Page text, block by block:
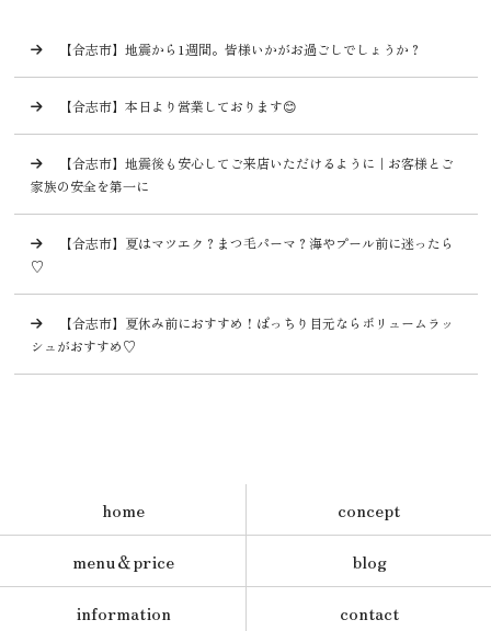
【合志市】地震から1週間。皆様いかがお過ごしでしょうか？
【合志市】本日より営業しております😊
【合志市】地震後も安心してご来店いただけるように｜お客様とご
家族の安全を第一に
【合志市】夏はマツエク？まつ毛パーマ？海やプール前に迷ったら
♡
【合志市】夏休み前におすすめ！ぱっちり目元ならボリュームラッ
シュがおすすめ♡
home
concept
menu＆price
blog
information
contact